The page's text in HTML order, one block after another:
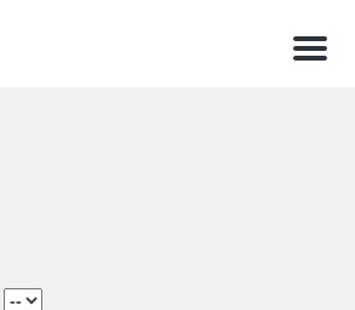
Menu